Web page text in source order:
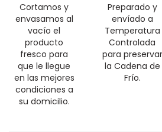
Cortamos y
envasamos al
vacío el
producto
fresco para
que le llegue
en las mejores
condiciones a
su domicilio.
Preparado y
envíado a
Temperatura
Controlada
para preservar
la Cadena de
Frío.